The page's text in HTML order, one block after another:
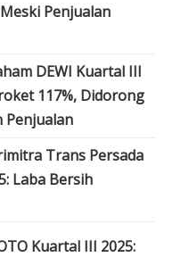
Penjualan
DEWI Kuartal III
117%, Didorong
Penjualan
Trans Persada
Laba Bersih
Kuartal III 2025: